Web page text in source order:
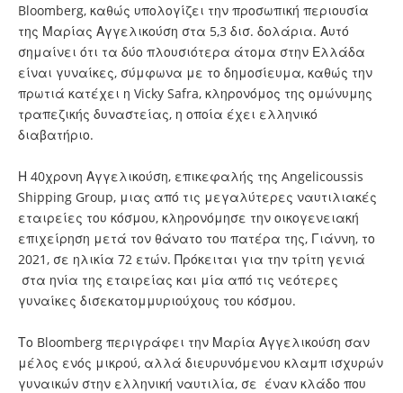
Bloomberg, καθώς υπολογίζει την προσωπική περιουσία
της Μαρίας Αγγελικούση στα 5,3 δισ. δολάρια. Αυτό
σημαίνει ότι τα δύο πλουσιότερα άτομα στην Ελλάδα
είναι γυναίκες, σύμφωνα με το δημοσίευμα, καθώς την
πρωτιά κατέχει η Vicky Safra, κληρονόμος της ομώνυμης
τραπεζικής δυναστείας, η οποία έχει ελληνικό
διαβατήριο.
Η 40χρονη Αγγελικούση, επικεφαλής της Angelicoussis
Shipping Group, μιας από τις μεγαλύτερες ναυτιλιακές
εταιρείες του κόσμου, κληρονόμησε την οικογενειακή
επιχείρηση μετά τον θάνατο του πατέρα της, Γιάννη, το
2021, σε ηλικία 72 ετών. Πρόκειται για την τρίτη γενιά
στα ηνία της εταιρείας και μία από τις νεότερες
γυναίκες δισεκατομμυριούχους του κόσμου.
Το Bloomberg περιγράφει την Μαρία Αγγελικούση σαν
μέλος ενός μικρού, αλλά διευρυνόμενου κλαμπ ισχυρών
γυναικών στην ελληνική ναυτιλία, σε έναν κλάδο που